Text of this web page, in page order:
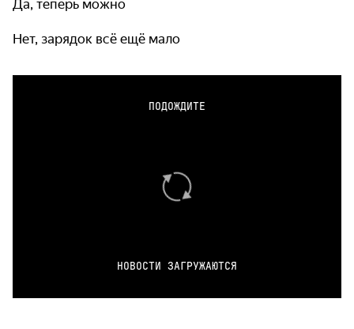
Да, теперь можно
Нет, зарядок всё ещё мало
ПОДОЖДИТЕ
НОВОСТИ ЗАГРУЖАЮТСЯ